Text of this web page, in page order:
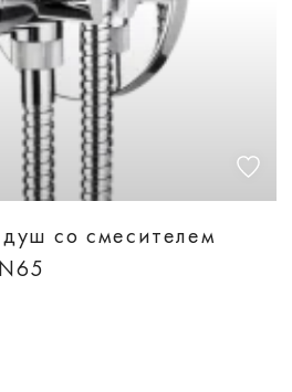
душ со смесителем